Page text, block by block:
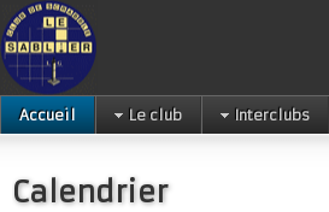
Accueil Le club Interclubs
Calendrier